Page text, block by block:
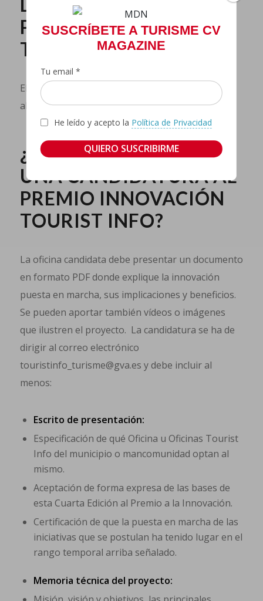
SUSCRÍBETE A TURISME CV
MAGAZINE
Tu email *
He leído y acepto la Política de Privacidad
PREMIO INNOVACIÓN
TOURIST INFO?
El plazo de presentación de candidaturas está
abierto hasta el próximo 15 de octubre.
¿CÓMO PRESENTAR
UNA CANDIDATURA AL
PREMIO INNOVACIÓN
TOURIST INFO?
La oficina candidata debe presentar un documento
en formato PDF donde explique la innovación
puesta en marcha, sus implicaciones y beneficios.
Se pueden aportar también vídeos o imágenes
que ilustren el proyecto. La candidatura se ha de
dirigir al correo electrónico
touristinfo_turisme@gva.es y debe incluir al
menos:
Escrito de presentación:
Especificación de qué Oficina u Oficinas Tourist
Info del municipio o mancomunidad optan al
mismo.
Aceptación de forma expresa de las bases de
esta Cuarta Edición al Premio a la Innovación.
Certificación de que la puesta en marcha de las
iniciativas que se postulan ha tenido lugar en el
rango temporal arriba señalado.
Memoria técnica del proyecto: